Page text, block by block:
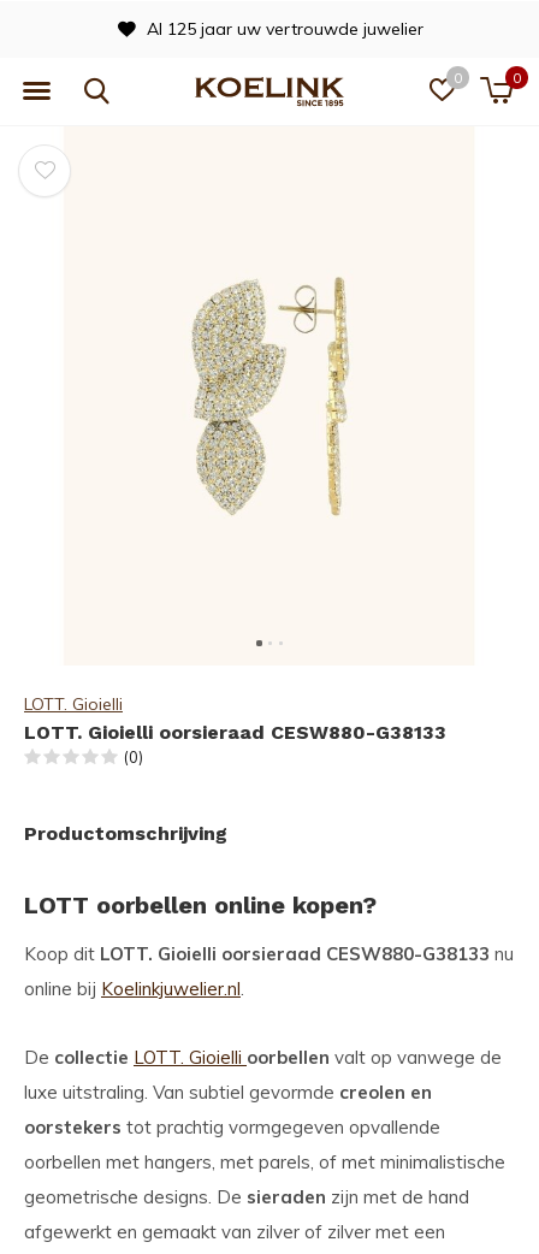
0 0
Al 125 jaar uw vertrouwde juwelier
LOTT. Gioielli
LOTT. Gioielli oorsieraad CESW880-G38133
(0)
Productomschrijving
LOTT oorbellen online kopen?
Koop dit LOTT. Gioielli oorsieraad CESW880-G38133 nu
online bij Koelinkjuwelier.nl.
De collectie LOTT. Gioielli oorbellen valt op vanwege de
luxe uitstraling. Van subtiel gevormde creolen en
oorstekers tot prachtig vormgegeven opvallende
oorbellen met hangers, met parels, of met minimalistische
geometrische designs. De sieraden zijn met de hand
afgewerkt en gemaakt van zilver of zilver met een